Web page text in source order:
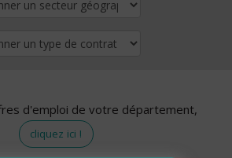
d'emploi de votre département,
cliquez ici !